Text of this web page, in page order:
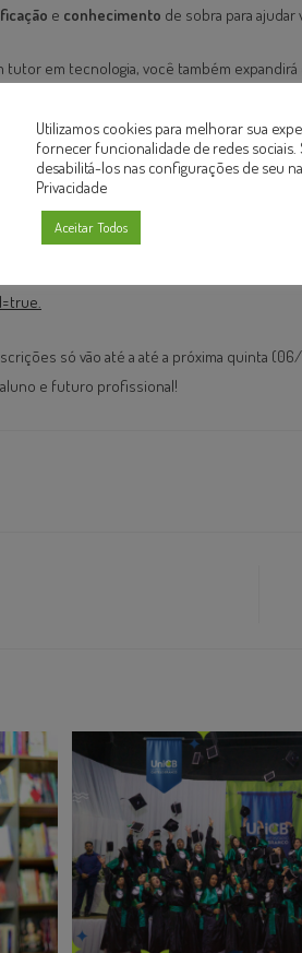
e conhecimento de sobra para
tutor em tecnologia, você também expandirá
da tecnologia, e contribuirá para
avançada.
é preciso preencher o formulário disponível
forms/d/
só vão até a até a próxima quinta
e futuro profissional!
Utilizamos cookies para melhorar sua
fornecer funcionalidade de redes sociais.
desabilitá-los nas configurações de seu
Privacidade
Aceitar Todos